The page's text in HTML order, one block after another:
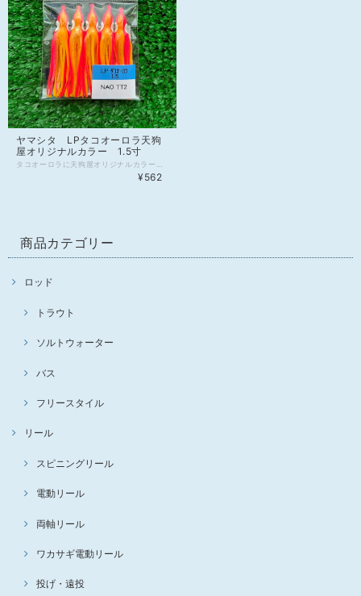
ヤマシタ LPタコオーロラ天狗
屋オリジナルカラー 1.5寸
¥562
商品カテゴリー
ロッド
トラウト
ソルトウォーター
バス
フリースタイル
リール
スピニングリール
電動リール
両軸リール
ワカサギ電動リール
投げ・遠投